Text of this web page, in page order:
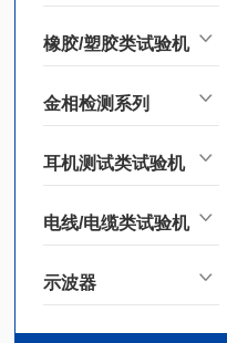
橡胶/塑胶类试验机
金相检测系列
耳机测试类试验机
电线/电缆类试验机
示波器